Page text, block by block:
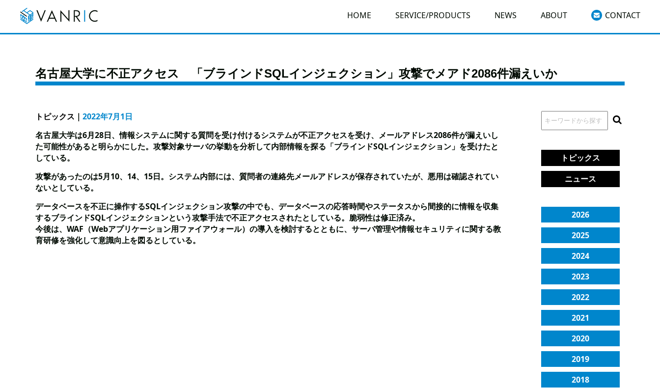
HOME SERVICE/PRODUCTS NEWS ABOUT CONTACT
名古屋大学に不正アクセス 「ブラインドSQLインジェクション」攻撃でメアド2086件漏えいか
トピックス ｜ 2022年7月1日
名古屋大学は6月28日、情報システムに関する質問を受け付けるシステムが不正アクセスを受け、メールアドレス2086件が漏えいし
た可能性があると明らかにした。攻撃対象サーバの挙動を分析して内部情報を探る「ブラインドSQLインジェクション」を受けたと
している。
攻撃があったのは5月10、14、15日。システム内部には、質問者の連絡先メールアドレスが保存されていたが、悪用は確認されてい
ないとしている。
データベースを不正に操作するSQLインジェクション攻撃の中でも、データベースの応答時間やステータスから間接的に情報を収集
するブラインドSQLインジェクションという攻撃手法で不正アクセスされたとしている。脆弱性は修正済み。
今後は、WAF（Webアプリケーション用ファイアウォール）の導入を検討するとともに、サーバ管理や情報セキュリティに関する教
育研修を強化して意識向上を図るとしている。
トピックス
ニュース
2026
2025
2024
2023
2022
2021
2020
2019
2018